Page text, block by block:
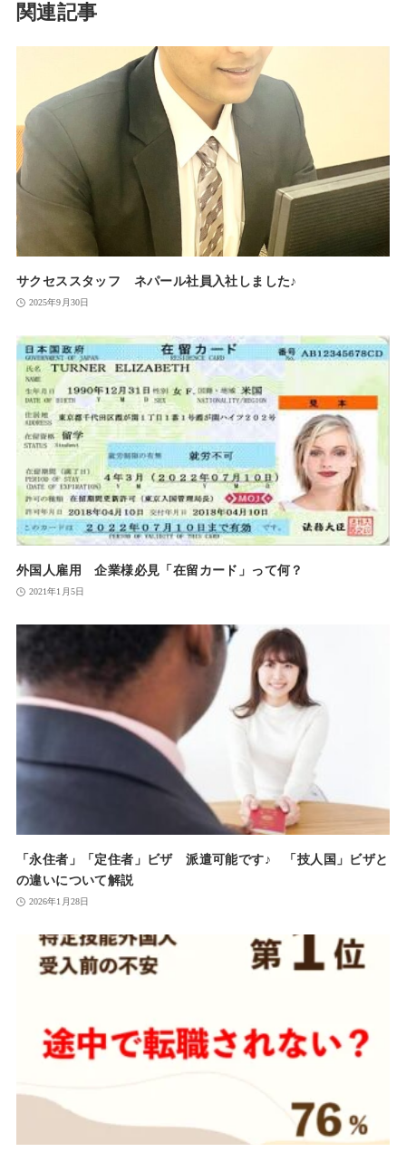
関連記事
サクセススタッフ ネパール社員入社しました♪
2025年9月30日
外国人雇用 企業様必見「在留カード」って何？
2021年1月5日
「永住者」「定住者」ビザ 派遣可能です♪ 「技人国」ビザと
の違いについて解説
2026年1月28日